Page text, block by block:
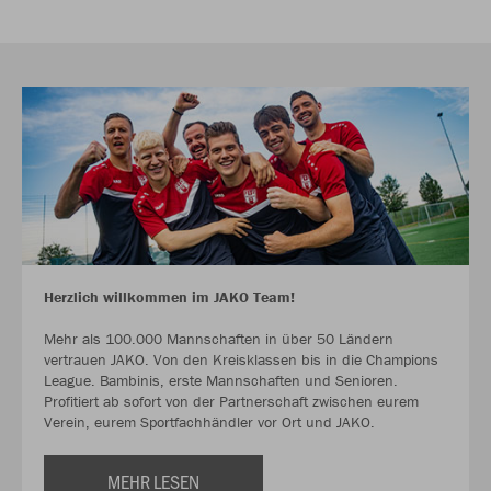
Herzlich willkommen im JAKO Team!
Mehr als 100.000 Mannschaften in über 50 Ländern
vertrauen JAKO. Von den Kreisklassen bis in die Champions
League. Bambinis, erste Mannschaften und Senioren.
Profitiert ab sofort von der Partnerschaft zwischen eurem
Verein, eurem Sportfachhändler vor Ort und JAKO.
MEHR LESEN